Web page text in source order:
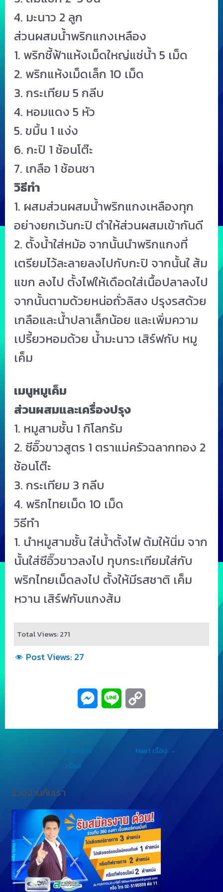
4. มะนาว 2 ลูก
ส่วนผสมน้ำพริกแกงเหลือง
1. พริกชี้ฟ้าแห้งเม็ดใหญ่แช่น้ำ 5 เม็ด
2. พริกแห้งเม็ดเล็ก 10 เม็ด
3. กระเทียม 5 กลีบ
4. หอมแดง 5 หัว
5. ขมิ้น 1 แง่ง
6. กะปิ 1 ช้อนโต๊ะ
7. เกลือ 1 ช้อนชา
วิธีทำ
1. ผสมส่วนผสมน้ำพริกแกงเหลืองทุก
อย่างยกเว้นกะปิ ตำให้ส่วนผสมเข้ากันดี
2. ตั้งน้ำใส่หม้อ จากนั้นนำพริกแกงที่
เตรียมไว้ละลายลงไปกับกะปิ จากนั้นใ ส้ม
แขก ลงไป ตั้งไฟให้เดือดใส่เนื้อปลาลงไป
จากนั้นตามด้วยหน่อถั่วลิสง ปรุงรสด้วย
เกลือและน้ำปลาเล็กน้อย และเพิ่มความ
เปรี้ยวหอมด้วย น้ำมะนาว เสิร์ฟกับ หมู
เค็ม
เมนูหมูเค็ม
ส่วนผสมและเครื่องปรุง
1. หมูสามชั้น 1 กิโลกรัม
2. ซีอิ๊วขาวสูตร 1 ตราแม่ครัวฉลากทอง 2
ช้อนโต๊ะ
3. กระเทียม 3 กลีบ
4. พริกไทยเม็ด 10 เม็ด
วิธีทำ
1. นำหมูสามชั้น ใส่น้ำตั้งไฟ ต้มให้นิ่ม จาก
นั้นใส่ซีอิ๊วขาวลงไป ทุบกระเทียมใส่กับ
พริกไทยเม็ดลงไป ตั้งให้มีรสชาติ เค็ม
หวาน เสิร์ฟกับแกงส้ม
Total Views: 271
Post Views: 27
g
e
r
n
n
k
← Previous
เรื่อง
Next เรื่อง →
ร่วมงานกับเรา